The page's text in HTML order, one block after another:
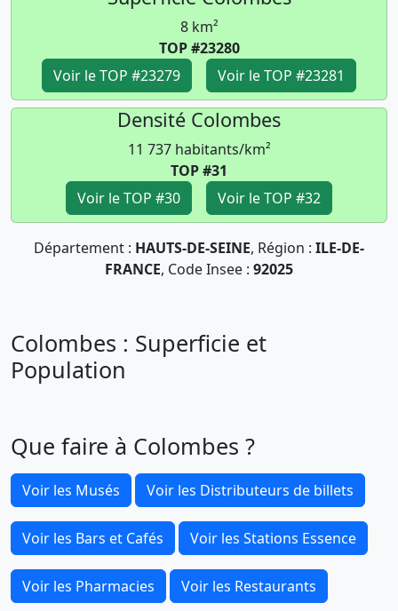
8 km²
TOP #23280
Voir le TOP #23279
Voir le TOP #23281
Densité Colombes
11 737 habitants/km²
TOP #31
Voir le TOP #30
Voir le TOP #32
Département : HAUTS-DE-SEINE, Région : ILE-DE-
FRANCE, Code Insee : 92025
Colombes : Superficie et
Population
Que faire à Colombes ?
Voir les Musés Voir les Distributeurs de billets
Voir les Bars et Cafés Voir les Stations Essence
Voir les Pharmacies Voir les Restaurants